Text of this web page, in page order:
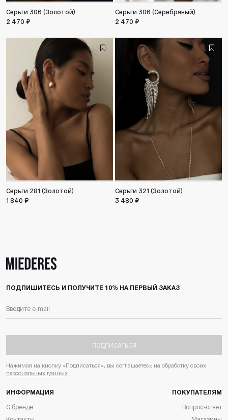
Серьги 306 (Золотой)
2 470 ₽
Серьги 306 (Серебряный)
2 470 ₽
Серьги 281 (Золотой)
1 840 ₽
Серьги 321 (Золотой)
3 480 ₽
ПОДПИШИТЕСЬ И ПОЛУЧИТЕ 10% НА ПЕРВЫЙ ЗАКАЗ
ПОДПИСАТЬСЯ
Нажимая на кнопку «Подписаться», вы соглашаетесь на обработку своих
персональных данных
ИНФОРМАЦИЯ
О бренде
ПОКУПАТЕЛЯМ
Вопрос-ответ